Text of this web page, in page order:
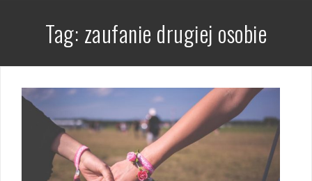
Tag: zaufanie drugiej osobie